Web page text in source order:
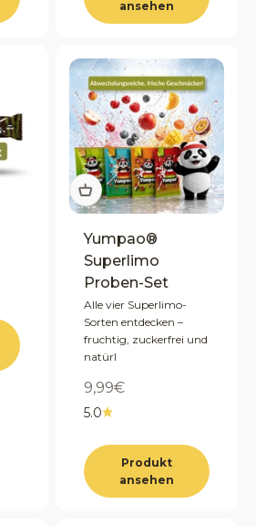
ansehen
Yumpao®
Superlimo
Proben-Set
Alle vier Superlimo-
Sorten entdecken –
fruchtig, zuckerfrei und
natürl
Angebot
9,99€
5.0
Produkt
ansehen